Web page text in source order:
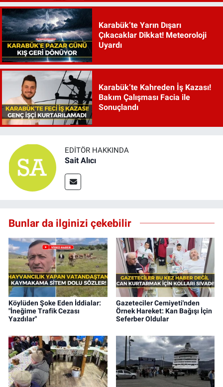
Karabük’te Yarın Dışarı
Çıkacaklar Dikkat! Meteoroloji
Uyardı
Karabük’te Kahreden İş Kazası!
Bakım Çalışması Facia ile
Sonuçlandı
EDITÖR HAKKINDA
Sait Alıcı
Bunlar da ilginizi çekebilir
Köylüden Şoke Eden İddialar:
"İneğime Trafik Cezası
Yazdılar"
Gazeteciler Cemiyeti'nden
Örnek Hareket: Kan Bağışı İçin
Seferber Oldular